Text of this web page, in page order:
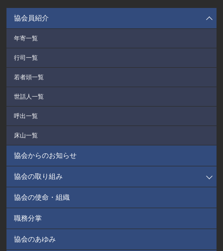
協会員紹介
年寄一覧
行司一覧
若者頭一覧
世話人一覧
呼出一覧
床山一覧
協会からのお知らせ
協会の取り組み
協会の使命・組織
職務分掌
協会のあゆみ